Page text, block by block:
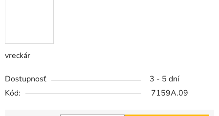
vreckár
Dostupnosť
3 - 5 dní
Kód:
7159A.09